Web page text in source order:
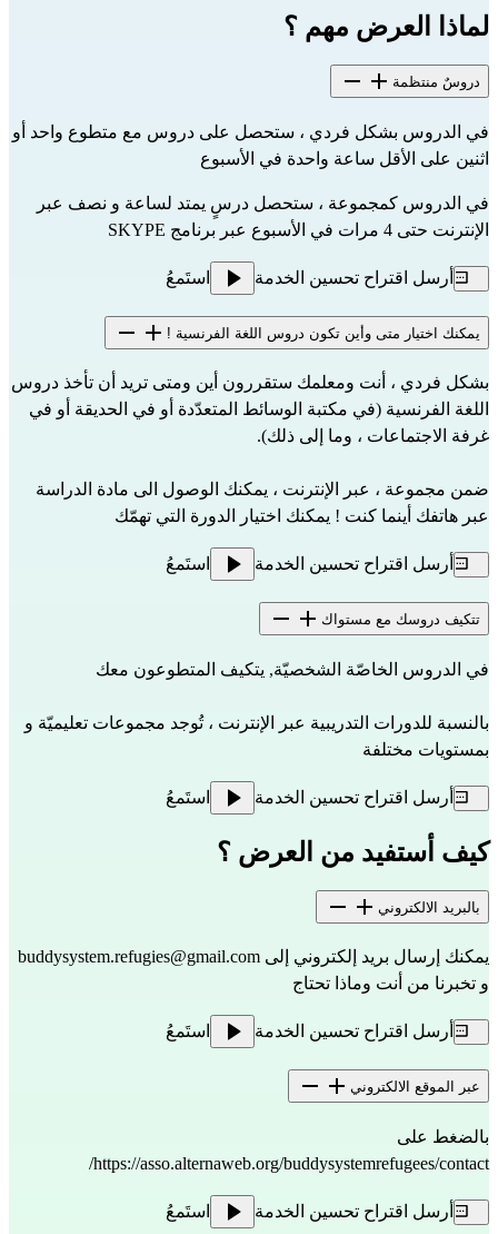
لماذا العرض مهم ؟
دروسٌ منتظمة
في الدروس بشكل فردي ، ستحصل على دروس مع متطوع واحد أو
اثنين على الأقل ساعة واحدة في الأسبوع
في الدروس كمجموعة ، ستحصل درسٍ يمتد لساعة و نصف عبر
الإنترنت حتى 4 مرات في الأسبوع عبر برنامج SKYPE
أرسل اقتراح تحسين الخدمة استَمعُ
يمكنك اختيار متى وأين تكون دروس اللغة الفرنسية !
بشكل فردي ، أنت ومعلمك ستقررون أين ومتى تريد أن تأخذ دروس
اللغة الفرنسية (في مكتبة الوسائط المتعدّدة أو في الحديقة أو في
غرفة الاجتماعات ، وما إلى ذلك).
ضمن مجموعة ، عبر الإنترنت ، يمكنك الوصول الى مادة الدراسة
عبر هاتفك أينما كنت ! يمكنك اختيار الدورة التي تهمّك
أرسل اقتراح تحسين الخدمة استَمعُ
تتكيف دروسك مع مستواك
في الدروس الخاصّة الشخصيّة, يتكيف المتطوعون معك
بالنسبة للدورات التدريبية عبر الإنترنت ، تُوجد مجموعات تعليميّة و
بمستويات مختلفة
أرسل اقتراح تحسين الخدمة استَمعُ
كيف أستفيد من العرض ؟
بالبريد الالكتروني
يمكنك إرسال بريد إلكتروني إلى buddysystem.refugies@gmail.com
و تخبرنا من أنت وماذا تحتاج
أرسل اقتراح تحسين الخدمة استَمعُ
عبر الموقع الالكتروني
بالضغط على
https://asso.alternaweb.org/buddysystemrefugees/contact/
أرسل اقتراح تحسين الخدمة استَمعُ